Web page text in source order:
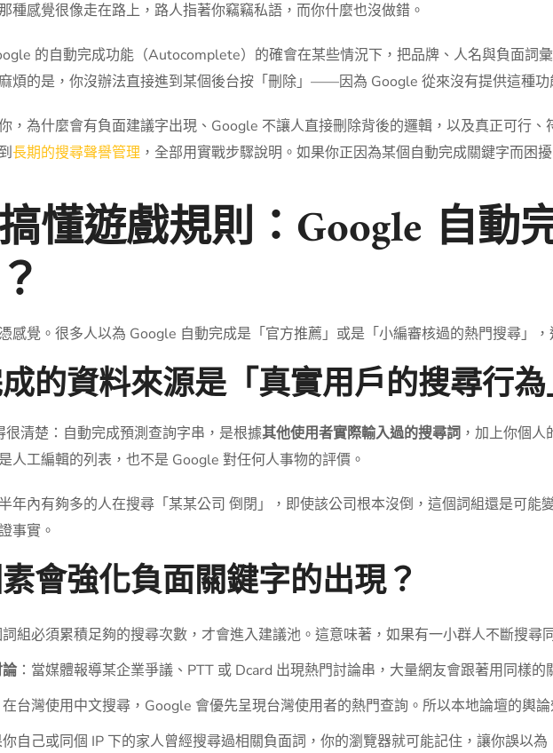
種感覺很像走在路上，路人指著你竊竊私語，而你什麼也沒做錯。
的自動完成功能（Autocomplete）的確會在某些情況下，把品牌、人名與負面詞
煩的是，你沒辦法直接進到某個後台按「刪除」——因為 Google 從來沒有提供這種功
，為什麼會有負面建議字出現、Google 不讓人直接刪除背後的邏輯，以及真正可行
長期的搜尋聲譽管理 ，全部用實戰步驟說明。如果你正因為某個自動完成關鍵字而困
懂遊戲規則：Google 自動
感覺。很多人以為 Google 自動完成是「官方推薦」或是「小編審核過的熱門搜尋」
的資料來源是「真實用戶的搜尋行
清楚：自動完成預測查詢字串，是根據其他使用者實際輸入過的搜尋詞 ，加上你個
人工編輯的列表，也不是 Google 對任何人事物的評價。
年內有夠多的人在搜尋「某某公司 倒閉」，即使該公司根本沒倒，這個詞組還是可能
事實。
會強化負面關鍵字的出現？
組必須累積足夠的搜尋次數，才會進入建議池。這意味著，如果有一小群人不斷搜尋
：當媒體報導某企業爭議、PTT 或 Dcard 出現熱門討論串，大量網友會跟著用同樣
台灣使用中文搜尋，Google 會優先呈現台灣使用者的熱門查詢。所以本地論壇的輿
自己或同個 IP 下的家人曾經搜尋過相關負面詞，你的瀏覽器就可能記住，讓你誤以